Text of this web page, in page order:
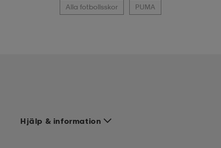
Alla fotbollsskor PUMA
Hjälp & information